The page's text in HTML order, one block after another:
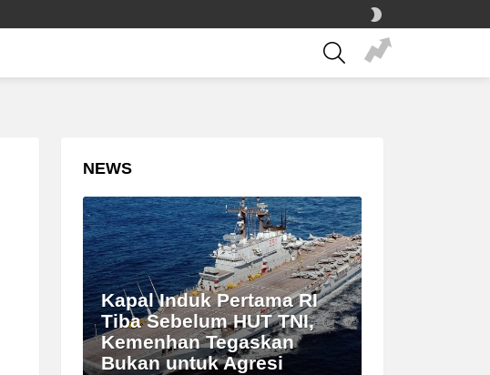
SKIN
SEARCH
NEWS
Kapal Induk Pertama RI
Tiba Sebelum HUT TNI,
Kemenhan Tegaskan
Bukan untuk Agresi